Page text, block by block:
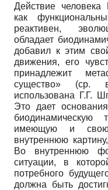
Действие
как
реактивен,
обладает
добавил к этим
движения, его
принадлежит
существо» (ср.
использована Г.Г.
Это дает
имеющую и
внутреннюю
Во внутреннюю
ситуации, в
потребного
должна быть